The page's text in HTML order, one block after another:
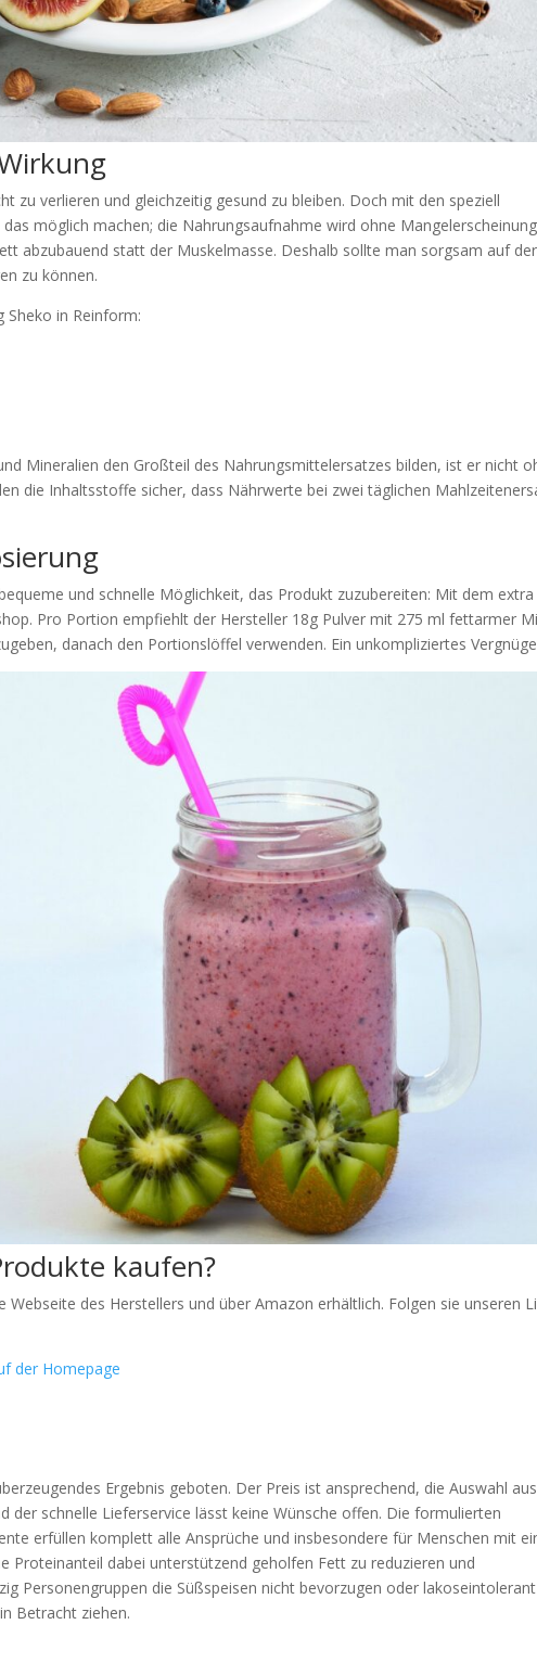
zu verlieren und gleichzeitig gesund zu bleiben. Doch mit den speziell
möglich machen; die Nahrungsaufnahme wird ohne
abzubauend statt der Muskelmasse. Deshalb sollte man sorgsam auf
zu können.
Sheko in Reinform:
Mineralien den Großteil des Nahrungsmittelersatzes bilden, ist er nicht
die Inhaltsstoffe sicher, dass Nährwerte bei zwei täglichen
und schnelle Möglichkeit, das Produkt zuzubereiten: Mit dem extra
Pro Portion empfiehlt der Hersteller 18g Pulver mit 275 ml fettarmer
danach den Portionslöffel verwenden. Ein unkompliziertes
kaufen?
des Herstellers und über Amazon erhältlich. Folgen sie unseren
der Homepage
Ergebnis geboten. Der Preis ist ansprechend, die Auswahl aus
der schnelle Lieferservice lässt keine Wünsche offen. Die formulierten
erfüllen komplett alle Ansprüche und insbesondere für Menschen mit
Proteinanteil dabei unterstützend geholfen Fett zu reduzieren und
Personengruppen die Süßspeisen nicht bevorzugen oder
Betracht ziehen.